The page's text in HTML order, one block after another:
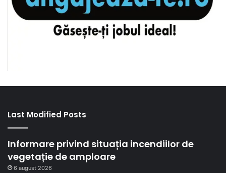
Last Modified Posts
Informare privind situația incendiilor de
vegetație de amploare
6 august 2026